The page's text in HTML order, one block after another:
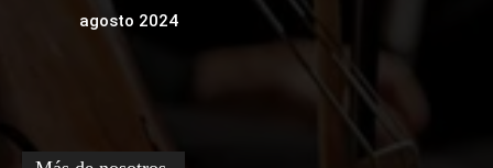
agosto 2024